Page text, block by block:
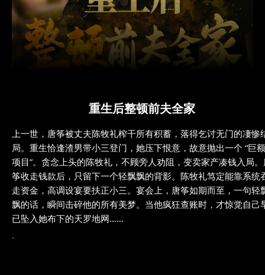
重生后整顿前夫全家
上一世，唐筝被丈夫陈牧礼榨干所有积蓄，落得乞讨无门的凄惨
局。重生恰逢渣男带小三登门，她压下恨意，故意抛出一个 “巨额
项目”。贪念上头的陈牧礼，不顾旁人劝阻，变卖家产凑钱入局
筝收走钱款后，只留下一个轻飘飘的背影。陈牧礼笃定能靠系统
走资金，高调设宴要扶正小三。宴会上，唐筝如期而至，一句轻
飘的话，瞬间击碎他的所有美梦。当他疯狂查账时，才惊觉自己
已坠入她布下的天罗地网……
-